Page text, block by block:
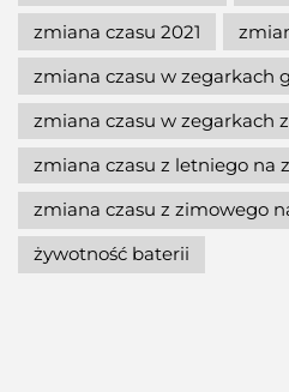
zmiana czasu 2021
zmiana czasu w zegarkach
zmiana czasu w zegarkach
zmiana czasu z letniego na
zmiana czasu z zimowego
żywotność baterii